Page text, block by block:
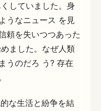
していました。身
うなニュース を見
頼を失いつつあった
ました。なぜ人類
うのだろ う? 存在
な生活と紛争を結